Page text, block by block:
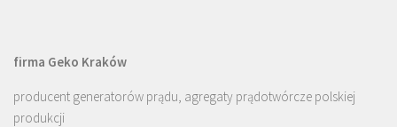
firma Geko Kraków
producent generatorów prądu, agregaty prądotwórcze polskiej
produkcji